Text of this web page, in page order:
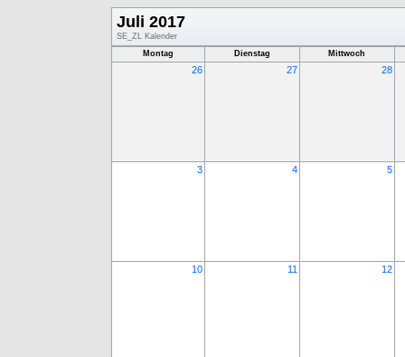
Juli 2017
SE_ZL Kalender
Montag
Dienstag Mittwoch
26 27 28
3 4 5
10 11 12